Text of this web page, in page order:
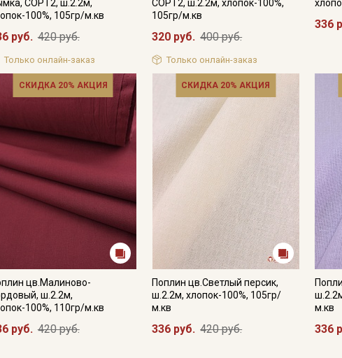
СОРТ2, ш.2.2м,
100%, 105гр/м.кв
руб. 420 руб.
Только онлайн-заказ
СОРТ2, ш.2.2м, хлопок-100%,
105гр/м.кв
320 руб. 400 руб.
Только онлайн-заказ
336
СКИДКА 20% АКЦИЯ
цв.Малиново-
ш.2.2м,
100%, 110гр/м.кв
руб. 420 руб.
СКИДКА 20% АКЦИЯ
Поплин цв.Светлый персик,
ш.2.2м, хлопок-100%, 105гр/
м.кв
336 руб. 420 руб.
м.кв
336
рассылка от
Купава
здесь дополнительные